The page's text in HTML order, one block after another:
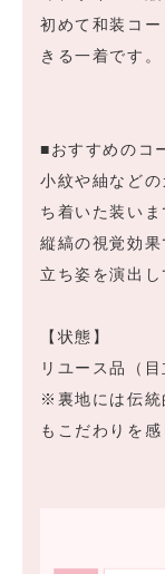
初めて和装コ
きる一着です。
■おすすめのコ
小紋や紬など
ち着いた装いま
縦縞の視覚効
立ち姿を演出
【状態】
リユース品（
※裏地には伝統
もこだわりを感